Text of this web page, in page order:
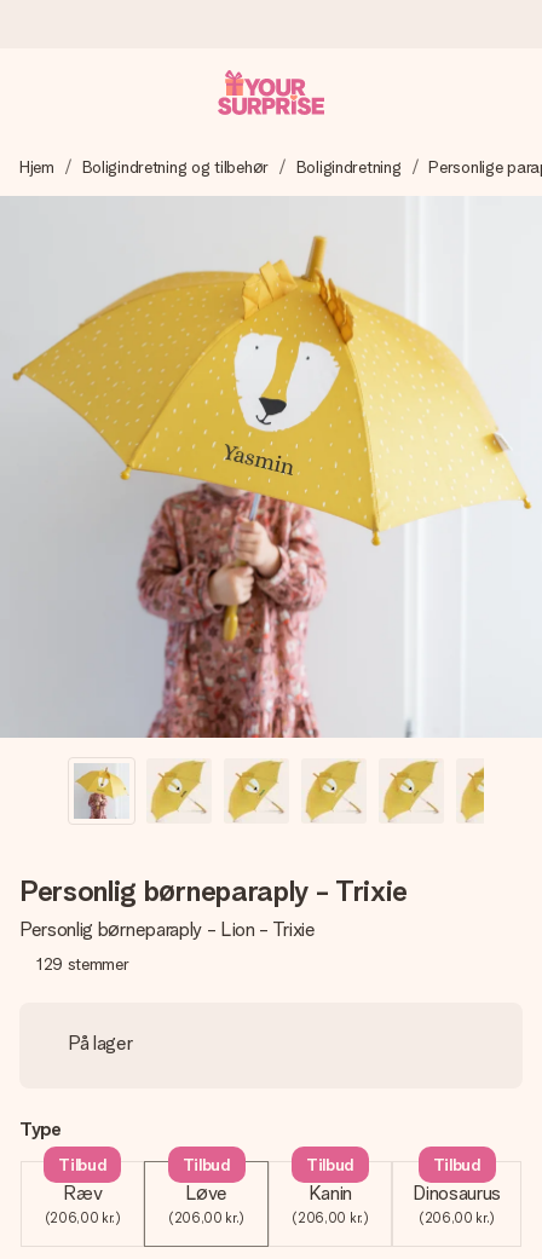
Vi laver din gave med omhu og sender den lynhurtigt – så
du kan give den på det helt rette tidspunkt, når den
4,7 (baseret på +15.000 anmeldelser)
Vores gaver inspirerer. Kunderne giver os 4,7 på Google
Reviews.
Gratis kort med hilsen
Lav noget særligt i blot få trin – med hendes navn, et
billede af dig eller en besked, der går lige i hendes hjerte.
Intet besvær men udelukkende en masse kærlighed i
Hjem Boligindretning og tilbehør Boligindretning Personlige
Personlig børneparaply - Trixie
Personlig børneparaply - Lion - Trixie
129 stemmer
På lager
Type
Ræv
(206,00 kr.)
Tilbud
Løve
(206,00 kr.)
Tilbud
Kanin
(206,00 kr.)
Tilbud
Dinosaurus
(206,00 kr.)
Tilbud